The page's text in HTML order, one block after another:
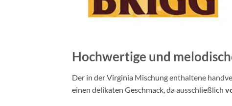
Hochwertige und
Der in der Virginia Mischung enthaltene
einen delikaten Geschmack, da ausschließlich